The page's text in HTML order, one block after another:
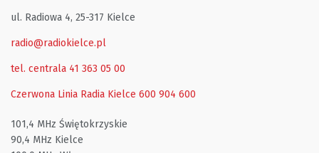
ul. Radiowa 4, 25-317 Kielce
radio@radiokielce.pl
tel. centrala 41 363 05 00
Czerwona Linia Radia Kielce 600 904 600
101,4 MHz Świętokrzyskie
90,4 MHz Kielce